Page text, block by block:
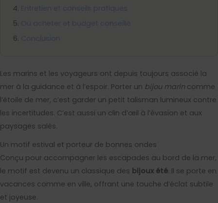
Entretien et conseils pratiques
Où acheter et budget conseillé
Conclusion
Les marins et les voyageurs ont depuis toujours associé la
mer à la guidance et à l’espoir. Porter un bijou marin comme
l’étoile de mer, c’est garder un petit talisman lumineux contre
les incertitudes. C’est aussi un clin d’œil à l’évasion et aux
paysages salés.
Un motif estival et porteur de bonnes ondes
Conçu pour accompagner les escapades au bord de la mer,
le motif est devenu un classique des bijoux été. Il se porte en
vacances comme en ville, offrant une touche d’éclat subtile
et joyeuse.